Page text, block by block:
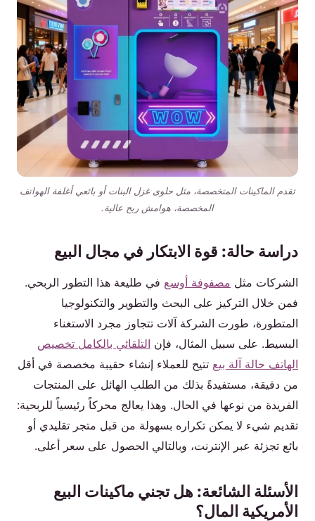
تقدم الماكينات المتخصصة، مثل حلوى غزل البنات أو بائعي أغلفة الهواتف
المخصصة، هوامش ربح عالية.
دراسة حالة: قوة الابتكار في مجال البيع
الشركات مثل مصفوفة أوسع في طليعة هذا التطور الربحي.
فمن خلال التركيز على البحث والتطوير والتكنولوجيا
المتطورة، طورت الشركة آلات تتجاوز مجرد الاستغناء
البسيط. على سبيل المثال، فإن التلقائي بالكامل تخصيص
الهاتف حالة آلة بيع تتيح للعملاء إنشاء حقيبة مخصصة في أقل
من دقيقة، مستفيدةً بذلك من الطلب الهائل على المنتجات
الفريدة من نوعها في الحال. وهذا يعالج محركاً رئيسياً للربحية:
تقديم شيء لا يمكن تكراره بسهولة من قبل متجر تقليدي أو
بائع تجزئة عبر الإنترنت، وبالتالي الحصول على سعر أعلى.
الأسئلة الشائعة: هل تجني ماكينات البيع
الأمريكية المال؟